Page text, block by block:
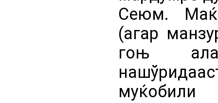
Сеюм.
(агар
гоњ
муќобили